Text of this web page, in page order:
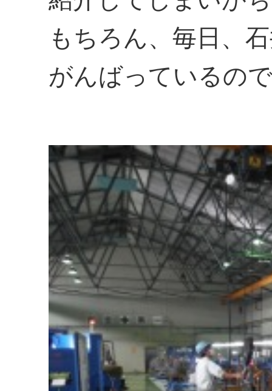
もちろん、毎日、
がんばっているの